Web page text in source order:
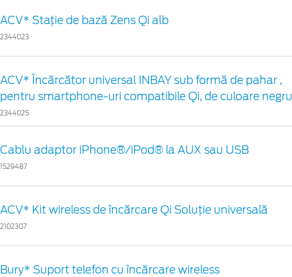
ACV* Stație de bază Zens Qi alb
2344023
ACV* Încărcător universal INBAY sub formă de pahar ,
pentru smartphone-uri compatibile Qi, de culoare negru
2344025
Cablu adaptor iPhone®/iPod® la AUX sau USB
1529487
ACV* Kit wireless de încărcare Qi Soluție universală
2102307
Bury* Suport telefon cu încărcare wireless